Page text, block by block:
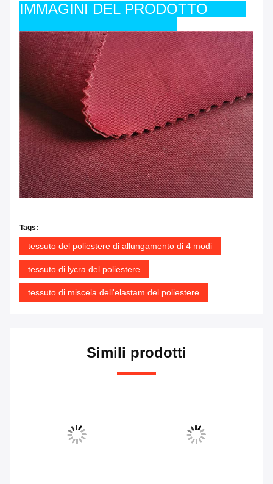
IMMAGINI DEL PRODOTTO
Tags:
tessuto del poliestere di allungamento di 4 modi
tessuto di lycra del poliestere
tessuto di miscela dell'elastam del poliestere
Simili prodotti